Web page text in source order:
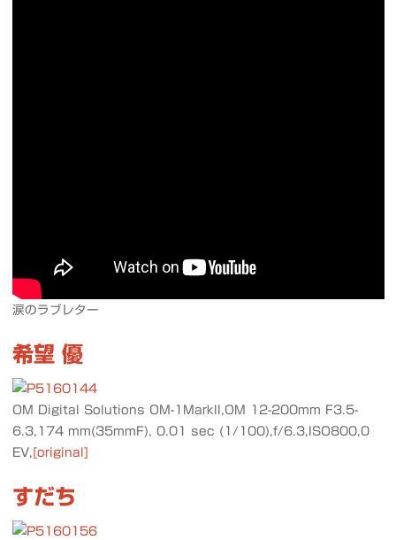
涙のラブレター
希望 優
OM Digital Solutions OM-1MarkII,OM 12-200mm F3.5-
6.3,174 mm(35mmF), 0.01 sec (1/100),f/6.3,ISO800,0
EV, [original]
すだち